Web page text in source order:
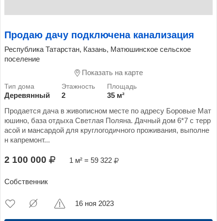
Продаю дачу подключена канализация
Республика Татарстан, Казань, Матюшинское сельское
поселение
Показать на карте
Деревянный 2
35 м²
Продается дача в живописном месте по адресу Боровые Мат
юшино, база отдыха Светлая Поляна. Дачный дом 6*7 с терр
асой и мансардой для круглогодичного проживания, выполне
н капремонт...
2 100 000 1 м² = 59 322
Собственник
16 ноя 2023